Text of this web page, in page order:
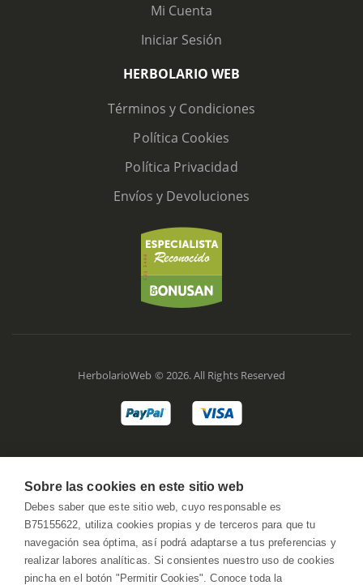
Mi Cuenta
Iniciar Sesión
HERBOLARIO WEB
Términos y Condiciones
Política Cookies
Política Privacidad
Envíos y Devoluciones
HerbolarioWeb © 2026. All Rights Reserved
Sobre las cookies en este sitio web
Debes saber que este sitio web, cuyo responsable es
B75155622, utiliza cookies propias y de terceros para que tu
navegación sea óptima, así podrá adaptarse a tus preferencias y
realizar labores analíticas. Si consientes nuestro uso de cookies
pincha en el botón "Permitir Cookies". Conoce toda la